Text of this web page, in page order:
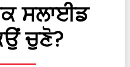
ਸਲਾਈਡ
ਚੁਣੋ?